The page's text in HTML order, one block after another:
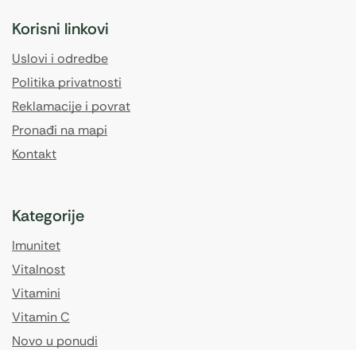
Korisni linkovi
Uslovi i odredbe
Politika privatnosti
Reklamacije i povrat
Pronađi na mapi
Kontakt
Kategorije
Imunitet
Vitalnost
Vitamini
Vitamin C
Novo u ponudi